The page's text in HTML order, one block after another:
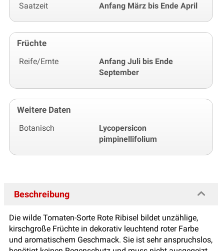
Saatzeit Anfang März bis Ende April
Früchte
Reife/Ernte
Anfang Juli bis Ende
September
Weitere Daten
Botanisch
Lycopersicon
pimpinellifolium
Beschreibung
Die wilde Tomaten-Sorte Rote Ribisel bildet unzählige,
kirschgroße Früchte in dekorativ leuchtend roter Farbe
und aromatischem Geschmack. Sie ist sehr anspruchslos,